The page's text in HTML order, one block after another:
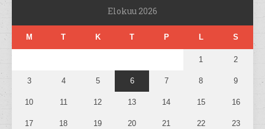
Elokuu 2026
M T K T P L S
1 2
3 4 5 6 7 8 9
10 11 12 13 14 15 16
17 18 19 20 21 22 23